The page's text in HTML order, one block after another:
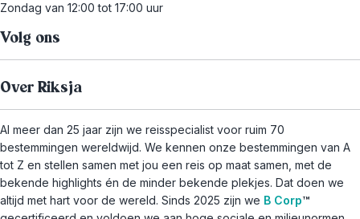
Zondag van 12:00 tot 17:00 uur
Volg ons
Over Riksja
Al meer dan 25 jaar zijn we reisspecialist voor ruim 70
bestemmingen wereldwijd. We kennen onze bestemmingen van A
tot Z en stellen samen met jou een reis op maat samen, met de
bekende highlights én de minder bekende plekjes. Dat doen we
altijd met hart voor de wereld. Sinds 2025 zijn we B Corp™